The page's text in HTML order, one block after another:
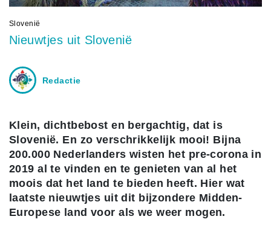
Slovenië
Nieuwtjes uit Slovenië
Redactie
Klein, dichtbebost en bergachtig, dat is
Slovenië. En zo verschrikkelijk mooi! Bijna
200.000 Nederlanders wisten het pre-corona in
2019 al te vinden en te genieten van al het
moois dat het land te bieden heeft. Hier wat
laatste nieuwtjes uit dit bijzondere Midden-
Europese land voor als we weer mogen.